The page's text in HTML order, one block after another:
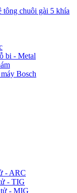
tông chuôi gài 5 khía
bi - Metal
Bosch
- ARC
- TIG
- MIG